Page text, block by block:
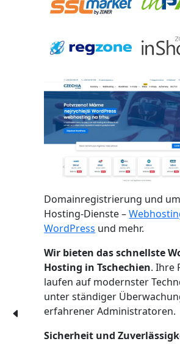
Domainregistrierung und
Hosting-Dienste –
WordPress und mehr.
Wir bieten das schnellste
Hosting in Tschechien. Ihre
laufen auf modernster
unter ständiger
erfahrener Administratoren.
Sicherheit und